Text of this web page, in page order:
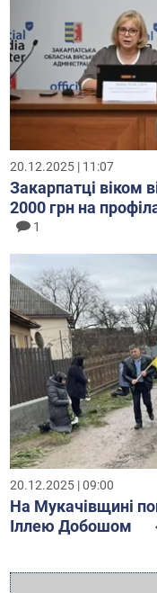
20.12.2025 | 11:07
Закарпатці віком
2000 грн на
1
20.12.2025 | 09:00
На Мукачівщині
Іллею Добошом